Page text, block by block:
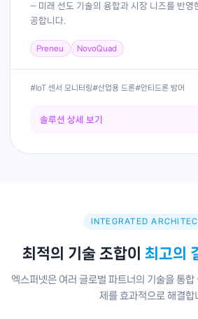
— 미래 선도 기술의 융합과 시장 니즈를 반영
공합니다.
Preneu NovoQuad
#IoT 센서 모니터링#산업용 드론#안티드론 방어
솔루션 상세 보기
INTEGRATED
최적의 기술 조합이 최고의
엑스퍼넷은 여러 글로벌 파트너의 기술을 통
제를 효과적으로 해결합